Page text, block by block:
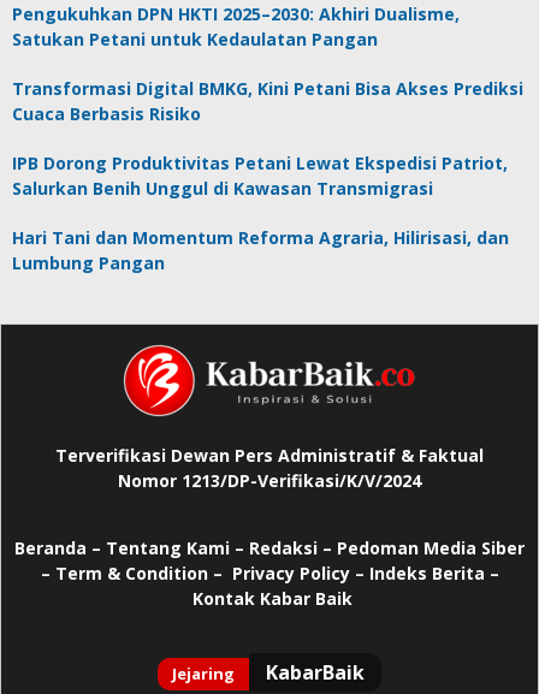
Pengukuhkan DPN HKTI 2025–2030: Akhiri Dualisme,
Satukan Petani untuk Kedaulatan Pangan
Transformasi Digital BMKG, Kini Petani Bisa Akses Prediksi
Cuaca Berbasis Risiko
IPB Dorong Produktivitas Petani Lewat Ekspedisi Patriot,
Salurkan Benih Unggul di Kawasan Transmigrasi
Hari Tani dan Momentum Reforma Agraria, Hilirisasi, dan
Lumbung Pangan
Terverifikasi Dewan Pers Administratif & Faktual
Nomor 1213/DP-Verifikasi/K/V/2024
Beranda – Tentang Kami – Redaksi – Pedoman Media Siber
– Term & Condition – Privacy Policy– Indeks Berita –
Kontak Kabar Baik